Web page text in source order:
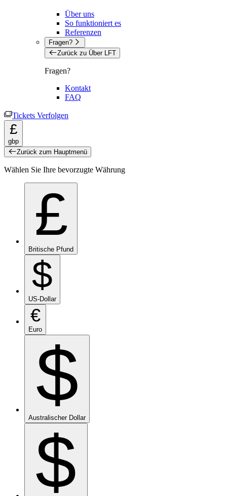
Über uns
So funktioniert es
Referenzen
Fragen?
Zurück zu Über LFT
Fragen?
Kontakt
FAQ
Tickets Verfolgen
£
gbp
Zurück zum Hauptmenü
Wählen Sie Ihre bevorzugte Währung
£
Britische Pfund
$
US-Dollar
€
Euro
$
Australischer Dollar
$